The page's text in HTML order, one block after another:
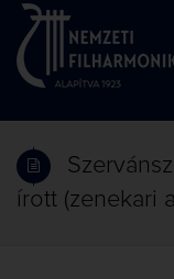
írott (zenekari